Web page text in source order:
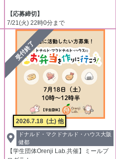
【応募締切】
7/21(火) 22時0分まで
受付終了
2026.7.18 (土) 他
ドナルド・マクドナルド・ハウス大阪
健都
【学生団体Orenji Lab.共催】ミールプ